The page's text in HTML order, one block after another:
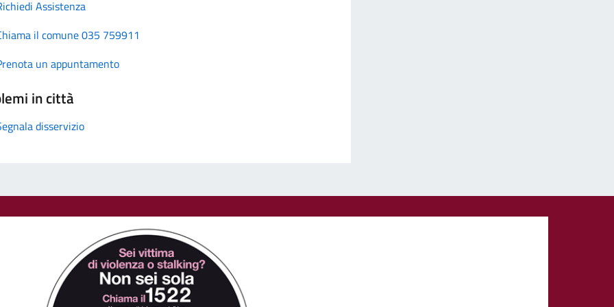
Assistenza
il comune 035 759911
un appuntamento
in città
disservizio